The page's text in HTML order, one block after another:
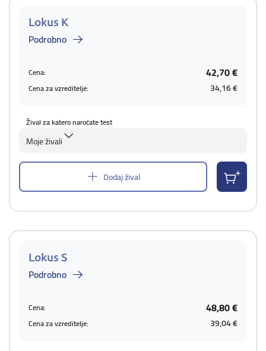
Lokus K
Podrobno
Cena: 42,70 €
Cena za vzreditelje: 34,16 €
Žival za katero naročate test
Moje živali
Dodaj žival
Lokus S
Podrobno
Cena: 48,80 €
Cena za vzreditelje: 39,04 €